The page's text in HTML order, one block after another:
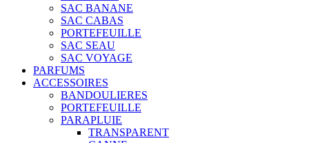
SAC BANANE
SAC CABAS
PORTEFEUILLE
SAC SEAU
SAC VOYAGE
PARFUMS
ACCESSOIRES
BANDOULIERES
PORTEFEUILLE
PARAPLUIE
TRANSPARENT